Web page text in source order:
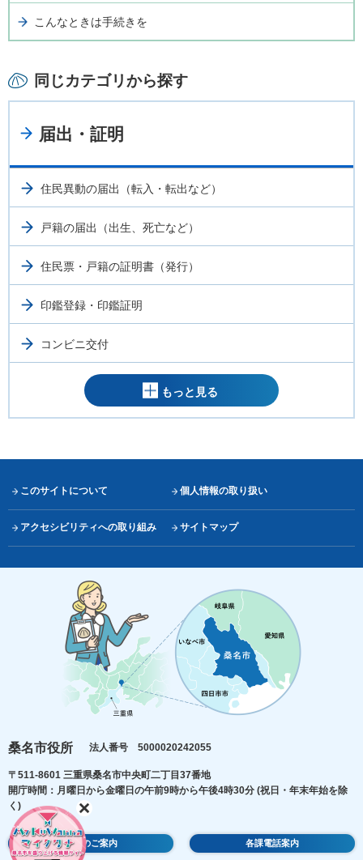
こんなときは手続きを
同じカテゴリから探す
届出・証明
住民異動の届出（転入・転出など）
戸籍の届出（出生、死亡など）
住民票・戸籍の証明書（発行）
印鑑登録・印鑑証明
コンビニ交付
もっと見る
このサイトについて 個人情報の取り扱い
アクセシビリティへの取り組み サイトマップ
桑名市役所 法人番号 5000020242055
〒511-8601 三重県桑名市中央町二丁目37番地
開庁時間：月曜日から金曜日の午前9時から午後4時30分 (祝日・年末年始を除
く)
庁舎のご案内 各課電話案内